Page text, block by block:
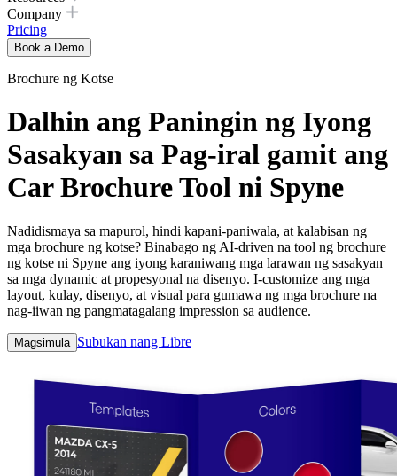
Company
Pricing
Book a Demo
Brochure ng Kotse
Dalhin ang Paningin ng Iyong
Sasakyan sa Pag-iral gamit ang
Car Brochure Tool ni Spyne
Nadidismaya sa mapurol, hindi kapani-paniwala, at kalabisan ng
mga brochure ng kotse? Binabago ng AI-driven na tool ng brochure
ng kotse ni Spyne ang iyong karaniwang mga larawan ng sasakyan
sa mga dynamic at propesyonal na disenyo. I-customize ang mga
layout, kulay, disenyo, at visual para gumawa ng mga brochure na
nag-iiwan ng pangmatagalang impression sa audience.
Magsimula Subukan nang Libre